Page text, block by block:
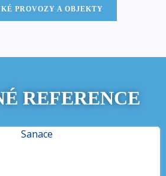
PROVOZY A OBJEKTY
REFERENCE